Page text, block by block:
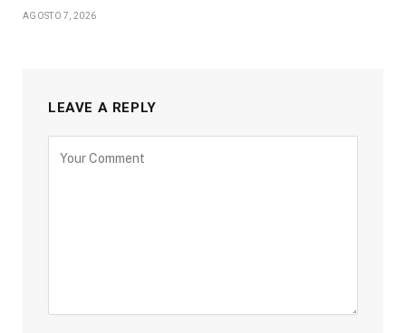
AGOSTO 7, 2026
LEAVE A REPLY